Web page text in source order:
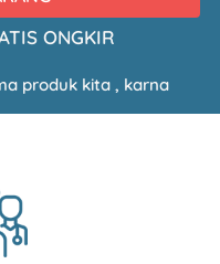
ONGKIR
produk kita , karna